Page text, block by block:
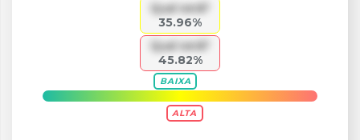
Qual será?
35.96%
Qual será?
45.82%
BAIXA
ALTA